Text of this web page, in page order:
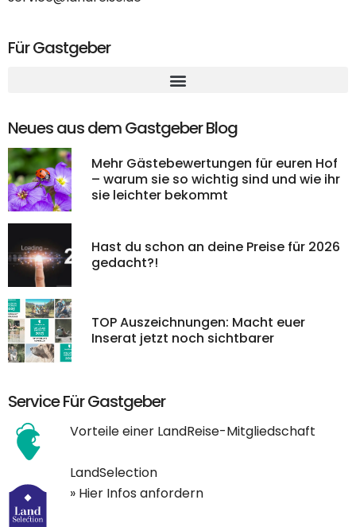
Für Gastgeber
Neues aus dem Gastgeber Blog
Mehr Gästebewertungen für euren Hof
– warum sie so wichtig sind und wie ihr
sie leichter bekommt
Hast du schon an deine Preise für 2026
gedacht?!
TOP Auszeichnungen: Macht euer
Inserat jetzt noch sichtbarer
Service Für Gastgeber
Vorteile einer LandReise-Mitgliedschaft
LandSelection
» Hier Infos anfordern